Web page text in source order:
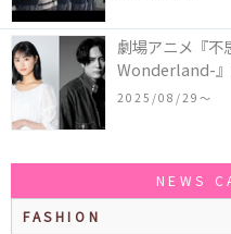
劇場アニメ『
Wonderland-』
ュー
2025/08/29〜
NEWS
FASHION